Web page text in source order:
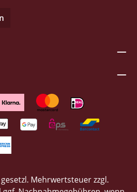
Mehrwertsteuer zzgl.